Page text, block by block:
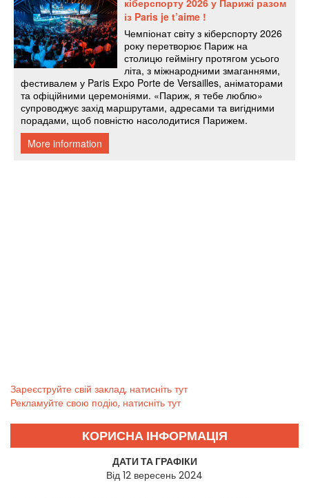
Зареєструйте свій заклад, натисніть тут
Рекламуйте свою подію, натисніть тут
КОРИСНА ІНФОРМАЦІЯ
ДАТИ ТА ГРАФІКИ
Від 12 вересень 2024